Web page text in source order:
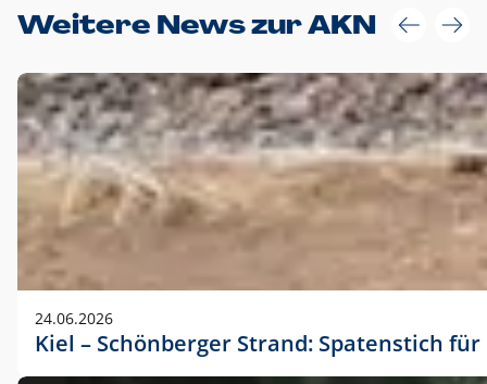
Weitere News zur AKN
24.06.2026
Kiel – Schönberger Strand: Spatenstich